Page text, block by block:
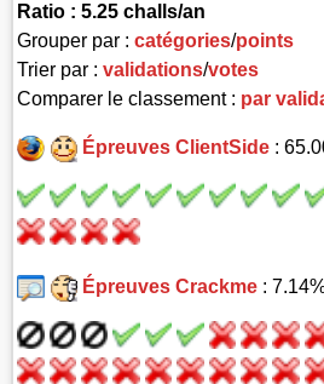
Ratio : 5.25 challs/an
Grouper par :catégories/points
Trier par :validations/votes
Comparer le classement : par
Épreuves ClientSide:
Épreuves Crackme: